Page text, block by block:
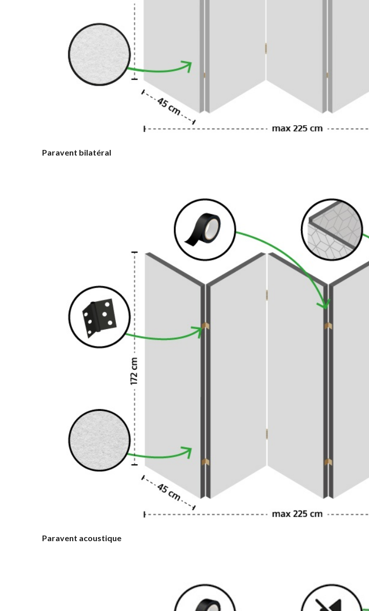
Paravent bilatéral
Paravent acoustique